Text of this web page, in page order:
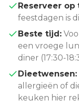
Reserveer op
feestdagen is
Beste tijd:
een vroege
diner (17:30-
Dieetwensen:
allergieën of
keuken hier